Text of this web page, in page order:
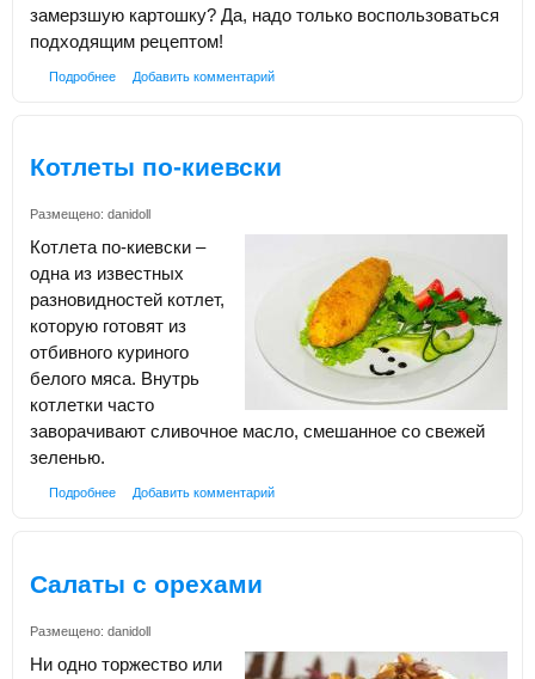
замерзшую картошку? Да, надо только воспользоваться
подходящим рецептом!
Подробнее Добавить комментарий
Котлеты по-киевски
Размещено: danidoll
Котлета по-киевски –
одна из известных
разновидностей котлет,
которую готовят из
отбивного куриного
белого мяса. Внутрь
котлетки часто
заворачивают сливочное масло, смешанное со свежей
зеленью.
Подробнее Добавить комментарий
Салаты с орехами
Размещено: danidoll
Ни одно торжество или